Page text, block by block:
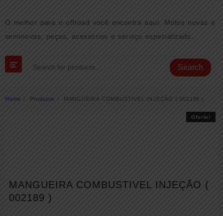
content
O melhor para o offroad você encontra aqui: Motos novas e
seminovas, peças, acessórios e serviço especializado.
Search
Home Produtos MANGUEIRA COMBUSTIVEL INJEÇÃO ( 002189 )
Oferta!
MANGUEIRA COMBUSTIVEL INJEÇÃO (
002189 )
Oferta!